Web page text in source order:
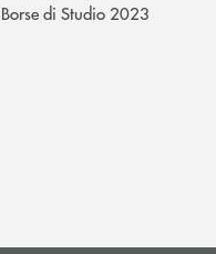
Borse di Studio 2023